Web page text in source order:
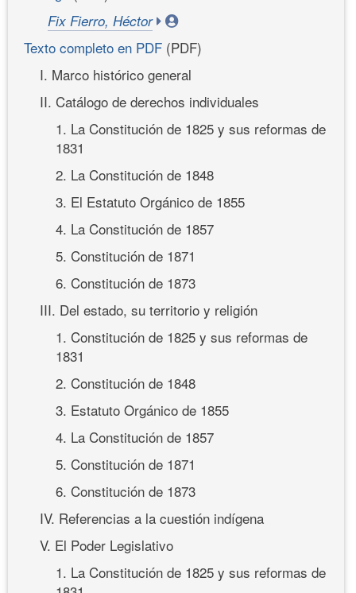
Fix Fierro, Héctor
Texto completo en PDF (PDF)
I. Marco histórico general
II. Catálogo de derechos individuales
1. La Constitución de 1825 y sus reformas de
1831
2. La Constitución de 1848
3. El Estatuto Orgánico de 1855
4. La Constitución de 1857
5. Constitución de 1871
6. Constitución de 1873
III. Del estado, su territorio y religión
1. Constitución de 1825 y sus reformas de
1831
2. Constitución de 1848
3. Estatuto Orgánico de 1855
4. La Constitución de 1857
5. Constitución de 1871
6. Constitución de 1873
IV. Referencias a la cuestión indígena
V. El Poder Legislativo
1. La Constitución de 1825 y sus reformas de